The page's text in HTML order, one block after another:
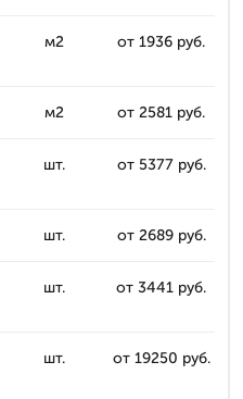
м2 от 1936 руб.
м2 от 2581 руб.
шт. от 5377 руб.
шт. от 2689 руб.
шт. от 3441 руб.
шт. от 19250 руб.